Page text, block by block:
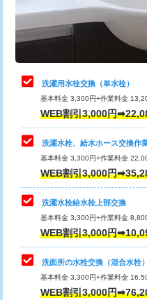
用（追加）/3ｍ超え)
給水管工事※（ライニング鋼
管・ポリ管・HT管使用/3ｍ
給水管工事※（ライニング鋼
管・ポリ管・HT管使用/3ｍ
排水管工事（土の掘削・埋
業）
排水管工事（排水管工事/3ｍ
排水管工事（追加 排水管工
え）
マス交換（土の掘削・埋め
マス交換（深さ50㎝未満）
マス交換（深さ50㎝以上）
止水・漏水調査・防水処理
理・調整・分解・加工など（
止水・漏水調査・防水処理
理・調整・分解・加工など（
止水・漏水調査・防水処理
理・調整・分解・加工など
キッチンタンク脱着
その他部品の脱着
交換・取付（タンク）
交換・取付(単水栓（壁付・
式）)
交換・取付(混合水栓（壁付
式・ワンホール）)
洗濯用水栓交換（単水栓）
基本料金 3,300円+作業料金
WEB割引3,000円
洗濯水栓、給水ホース交換作
基本料金 3,300円+作業料金
WEB割引3,000円
洗濯水栓給水栓上部交換
基本料金 3,300円+作業料金
WEB割引3,000円
洗面所の水栓交換（混合水栓）
基本料金 3,300円+作業料金
WEB割引3,000円